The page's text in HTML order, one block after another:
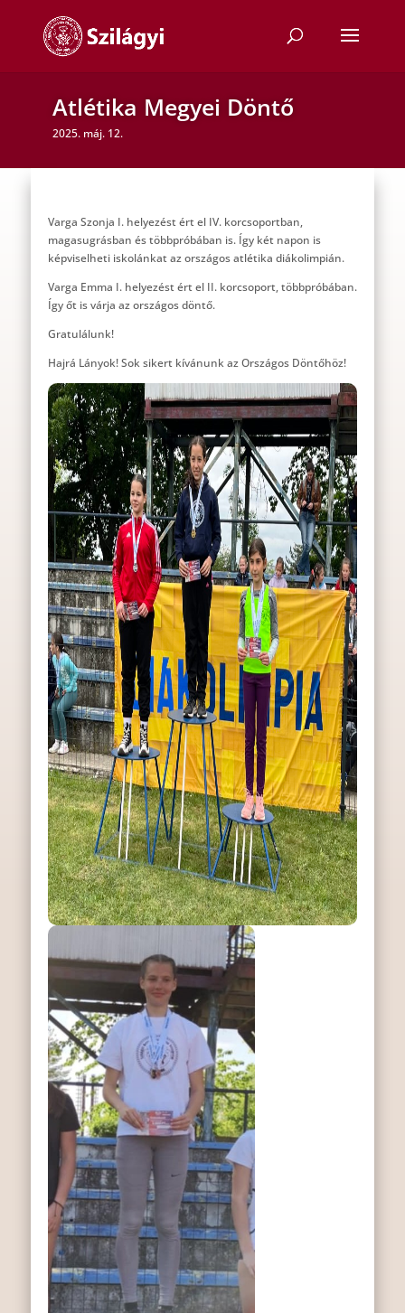
Atlétika Megyei Döntő
2025. máj. 12.
Varga Szonja I. helyezést ért el IV. korcsoportban,
magasugrásban és többpróbában is. Így két napon is
képviselheti iskolánkat az országos atlétika diákolimpián.
Varga Emma I. helyezést ért el II. korcsoport, többpróbában.
Így őt is várja az országos döntő.
Gratulálunk!
Hajrá Lányok! Sok sikert kívánunk az Országos Döntőhöz!